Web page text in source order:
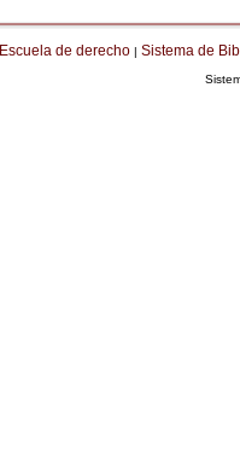
Escuela de derecho | Sistema de